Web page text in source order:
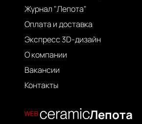
Журнал "Лепота"
Оплата и доставка
Экспресс 3D-дизайн
О компании
Вакансии
Контакты
Лепота